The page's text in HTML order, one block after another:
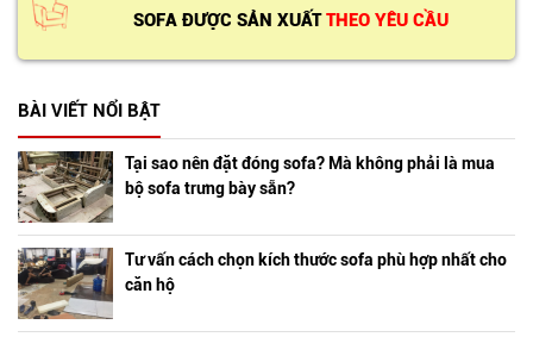
SOFA ĐƯỢC SẢN XUẤT THEO YÊU CẦU
BÀI VIẾT NỔI BẬT
Tại sao nên đặt đóng sofa? Mà không phải là mua
bộ sofa trưng bày sẵn?
Tư vấn cách chọn kích thước sofa phù hợp nhất cho
căn hộ